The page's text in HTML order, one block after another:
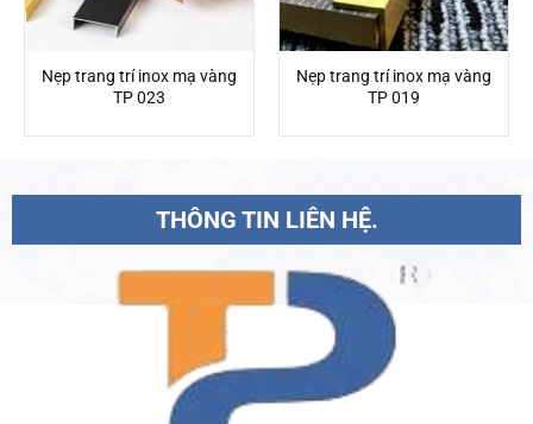
Nẹp trang trí inox mạ vàng
TP 023
Nẹp trang trí inox mạ vàng
TP 019
THÔNG TIN LIÊN HỆ.